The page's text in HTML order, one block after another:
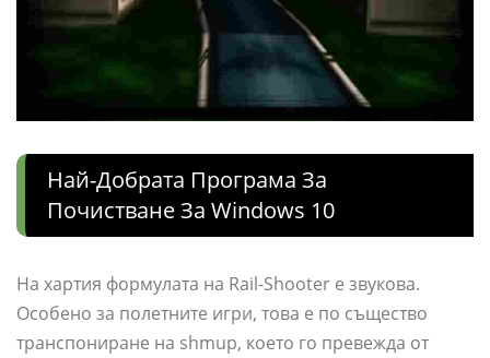
Най-Добрата Програма За
Почистване За Windows 10
На хартия формулата на Rail-Shooter е звукова.
Особено за полетните игри, това е по същество
транспониране на shmup, което го превежда от